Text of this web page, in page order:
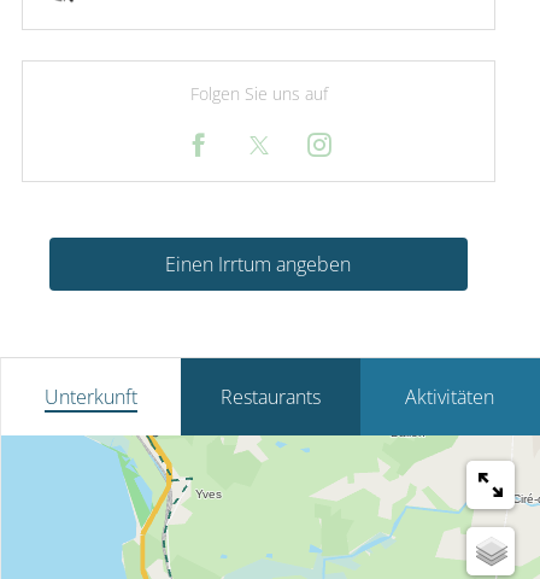
Folgen Sie uns auf
Einen Irrtum angeben
Unterkunft Restaurants Aktivitäten